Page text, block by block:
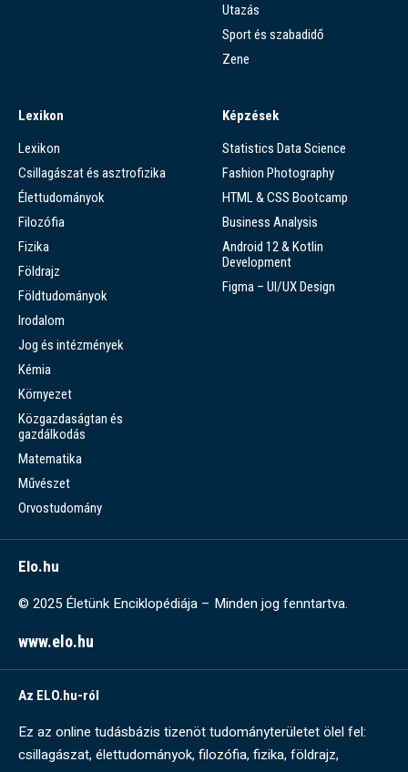
Utazás
Sport és szabadidő
Zene
Lexikon
Lexikon
Csillagászat és asztrofizika
Élettudományok
Filozófia
Fizika
Földrajz
Földtudományok
Irodalom
Jog és intézmények
Kémia
Környezet
Közgazdaságtan és
gazdálkodás
Matematika
Művészet
Orvostudomány
Képzések
Statistics Data Science
Fashion Photography
HTML & CSS Bootcamp
Business Analysis
Android 12 & Kotlin
Development
Figma – UI/UX Design
Elo.hu
© 2025 Életünk Enciklopédiája – Minden jog fenntartva.
www.elo.hu
Az ELO.hu-ról
Ez az online tudásbázis tizenöt tudományterületet ölel fel:
csillagászat, élettudományok, filozófia, fizika, földrajz,